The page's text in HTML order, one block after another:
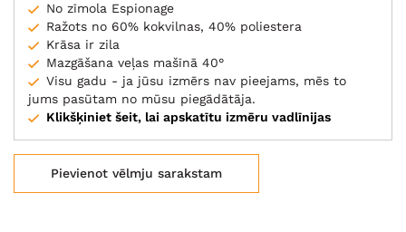
No zīmola Espionage
Ražots no 60% kokvilnas, 40% poliestera
Krāsa ir zila
Mazgāšana veļas mašīnā 40°
Visu gadu - ja jūsu izmērs nav pieejams, mēs to
jums pasūtam no mūsu piegādātāja.
Klikšķiniet šeit, lai apskatītu izmēru vadlīnijas
Pievienot vēlmju sarakstam